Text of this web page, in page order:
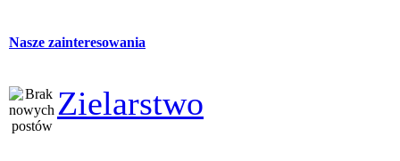
Nasze zainteresowania
Zielarstwo